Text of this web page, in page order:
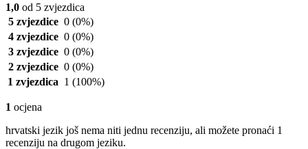
1,0 od 5 zvjezdica
5 zvjezdice 0 (0%)
4 zvjezdice 0 (0%)
3 zvjezdice 0 (0%)
2 zvjezdice 0 (0%)
1 zvjezdica 1 (100%)
1 ocjena
hrvatski jezik još nema niti jednu recenziju, ali možete pronaći 1
recenziju na drugom jeziku.